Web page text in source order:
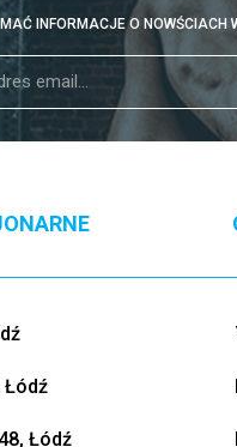
INFORMACJE O
Łódź
Łódź